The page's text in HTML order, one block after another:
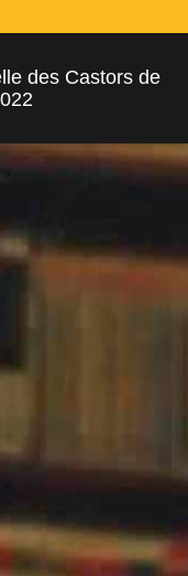
des Castors de